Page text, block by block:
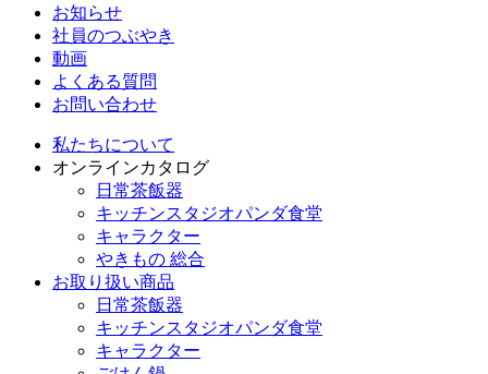
お知らせ
社員のつぶやき
動画
よくある質問
お問い合わせ
私たちについて
オンラインカタログ
日常茶飯器
キッチンスタジオパンダ食堂
キャラクター
やきもの 総合
お取り扱い商品
日常茶飯器
キッチンスタジオパンダ食堂
キャラクター